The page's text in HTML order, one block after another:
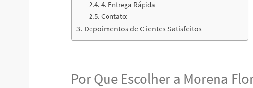
4. Entrega Rápida
Contato:
Depoimentos de Clientes Satisfeitos
Por Que Escolher a Morena